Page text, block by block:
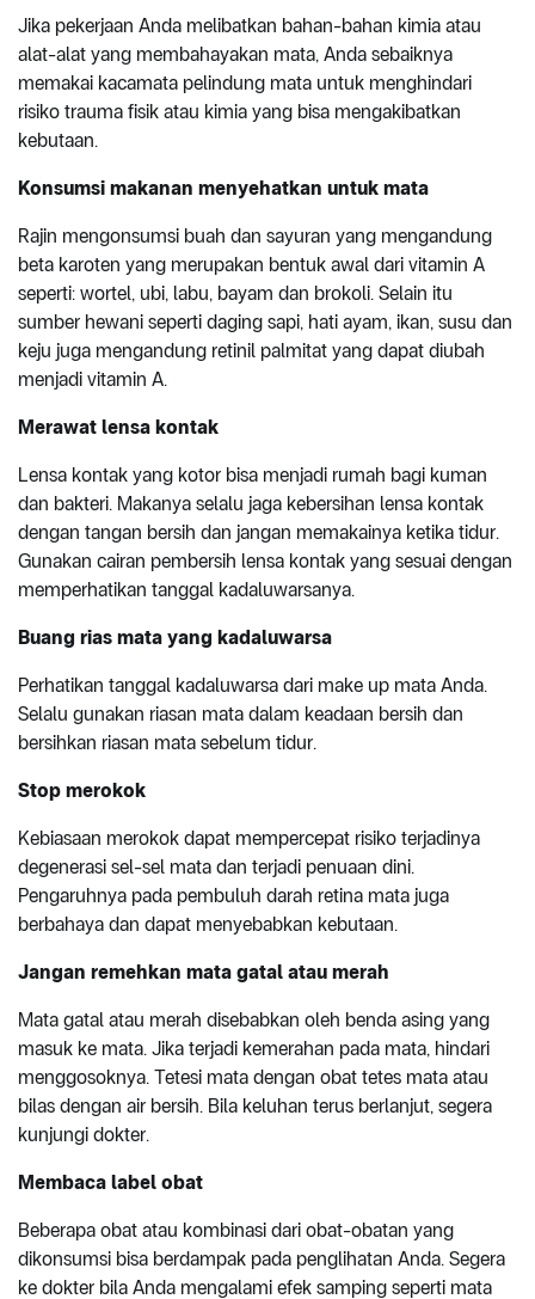
Jika pekerjaan Anda melibatkan bahan-bahan kimia atau
alat-alat yang membahayakan mata, Anda sebaiknya
memakai kacamata pelindung mata untuk menghindari
risiko trauma fisik atau kimia yang bisa mengakibatkan
kebutaan.
Konsumsi makanan menyehatkan untuk mata
Rajin mengonsumsi buah dan sayuran yang mengandung
beta karoten yang merupakan bentuk awal dari vitamin A
seperti: wortel, ubi, labu, bayam dan brokoli. Selain itu
sumber hewani seperti daging sapi, hati ayam, ikan, susu dan
keju juga mengandung retinil palmitat yang dapat diubah
menjadi vitamin A.
Merawat lensa kontak
Lensa kontak yang kotor bisa menjadi rumah bagi kuman
dan bakteri. Makanya selalu jaga kebersihan lensa kontak
dengan tangan bersih dan jangan memakainya ketika tidur.
Gunakan cairan pembersih lensa kontak yang sesuai dengan
memperhatikan tanggal kadaluwarsanya.
Buang rias mata yang kadaluwarsa
Perhatikan tanggal kadaluwarsa dari make up mata Anda.
Selalu gunakan riasan mata dalam keadaan bersih dan
bersihkan riasan mata sebelum tidur.
Stop merokok
Kebiasaan merokok dapat mempercepat risiko terjadinya
degenerasi sel-sel mata dan terjadi penuaan dini.
Pengaruhnya pada pembuluh darah retina mata juga
berbahaya dan dapat menyebabkan kebutaan.
Jangan remehkan mata gatal atau merah
Mata gatal atau merah disebabkan oleh benda asing yang
masuk ke mata. Jika terjadi kemerahan pada mata, hindari
menggosoknya. Tetesi mata dengan obat tetes mata atau
bilas dengan air bersih. Bila keluhan terus berlanjut, segera
kunjungi dokter.
Membaca label obat
Beberapa obat atau kombinasi dari obat-obatan yang
dikonsumsi bisa berdampak pada penglihatan Anda. Segera
ke dokter bila Anda mengalami efek samping seperti mata